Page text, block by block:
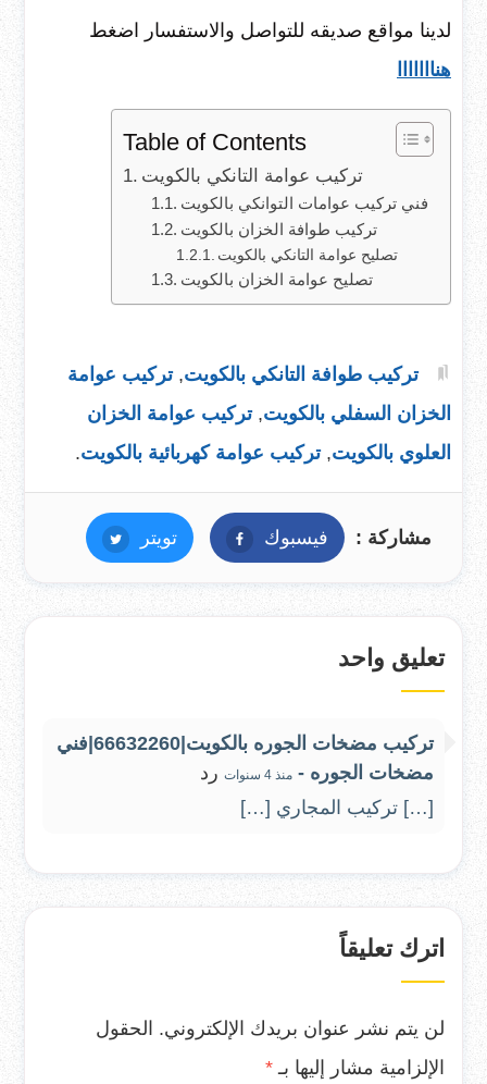
لدينا مواقع صديقه للتواصل والاستفسار اضغط
هنااااااا
Table of Contents
تركيب عوامة التانكي بالكويت
فني تركيب عوامات التوانكي بالكويت
تركيب طوافة الخزان بالكويت
تصليح عوامة التانكي بالكويت
تصليح عوامة الخزان بالكويت
تركيب طوافة التانكي بالكويت,تركيب عوامة
الخزان السفلي بالكويت,تركيب عوامة الخزان
العلوي بالكويت,تركيب عوامة كهربائية بالكويت.
مشاركة : فيسبوك فيسبوكتويتر تويتر
تعليق واحد
تركيب مضخات الجوره بالكويت|66632260|فني
مضخات الجوره - منذ 4 سنوات
رد
[…] تركيب المجاري […]
اترك تعليقاً
لن يتم نشر عنوان بريدك الإلكتروني. الحقول
الإلزامية مشار إليها بـ *